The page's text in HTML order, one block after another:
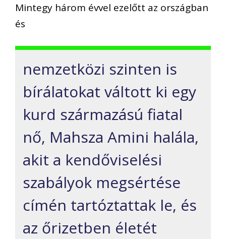
Mintegy három évvel ezelőtt az országban
és
nemzetközi szinten is
bírálatokat váltott ki egy
kurd származású fiatal
nő, Mahsza Amini halála,
akit a kendőviselési
szabályok megsértése
címén tartóztattak le, és
az őrizetben életét